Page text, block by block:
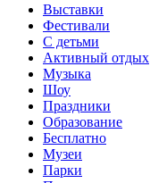
Выставки
Фестивали
С детьми
Активный отдых
Музыка
Шоу
Праздники
Образование
Бесплатно
Музеи
Парки